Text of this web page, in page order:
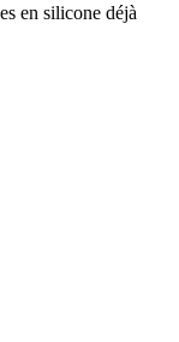
en silicone déjà